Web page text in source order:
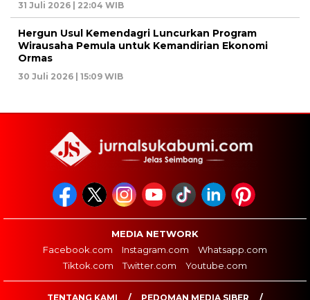
31 Juli 2026 | 22:04 WIB
Hergun Usul Kemendagri Luncurkan Program
Wirausaha Pemula untuk Kemandirian Ekonomi
Ormas
30 Juli 2026 | 15:09 WIB
MEDIA NETWORK
Facebook.com
Instagram.com
Whatsapp.com
Tiktok.com
Twitter.com Youtube.com
TENTANG KAMI PEDOMAN MEDIA SIBER